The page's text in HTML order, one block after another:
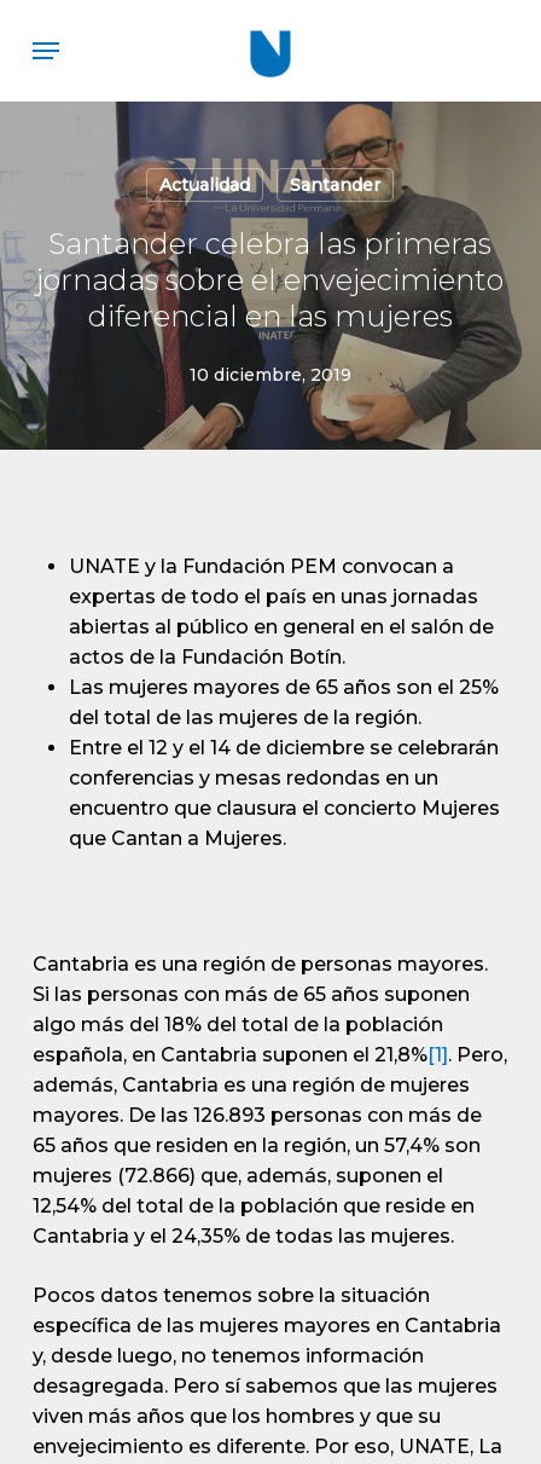
content
Menu
Actualidad Santander
Santander celebra las primeras
jornadas sobre el envejecimiento
diferencial en las mujeres
10 diciembre, 2019
UNATE y la Fundación PEM convocan a
expertas de todo el país en unas jornadas
abiertas al público en general en el salón de
actos de la Fundación Botín.
Las mujeres mayores de 65 años son el 25%
del total de las mujeres de la región.
Entre el 12 y el 14 de diciembre se celebrarán
conferencias y mesas redondas en un
encuentro que clausura el concierto Mujeres
que Cantan a Mujeres.
Cantabria es una región de personas mayores.
Si las personas con más de 65 años suponen
algo más del 18% del total de la población
española, en Cantabria suponen el 21,8%[1]. Pero,
además, Cantabria es una región de mujeres
mayores. De las 126.893 personas con más de
65 años que residen en la región, un 57,4% son
mujeres (72.866) que, además, suponen el
12,54% del total de la población que reside en
Cantabria y el 24,35% de todas las mujeres.
Pocos datos tenemos sobre la situación
específica de las mujeres mayores en Cantabria
y, desde luego, no tenemos información
desagregada. Pero sí sabemos que las mujeres
viven más años que los hombres y que su
envejecimiento es diferente. Por eso, UNATE, La